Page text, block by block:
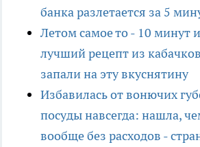
банка разлетается за 5
Летом самое то - 10 минут
лучший рецепт из
запали на эту вкуснятину
Избавилась от вонючих
посуды навсегда: нашла,
вообще без расходов -